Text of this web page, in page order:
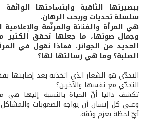
ببصيرتها الثاقبة وابتسامتها
سلسلة تحديات وربحت الرهان.
هي المرأة والفنانة والمرنّمة
وجمال صوتها، ما جعلها تحقق الكثير
العديد من الجوائز. فماذا تقول في
الصلبة؟ وما هي رسالتها لها؟
التحدّي هو الشعار الذي اتخذته بعد إصابتها
التحدّي مع نفسها والآخرين؟
تكشف داليا أنّ الحياة بالنسبة إليها هي
وعلى كل إنسان أن يواجه الصعوبات
أيّ لحظة بعزم وثقة.